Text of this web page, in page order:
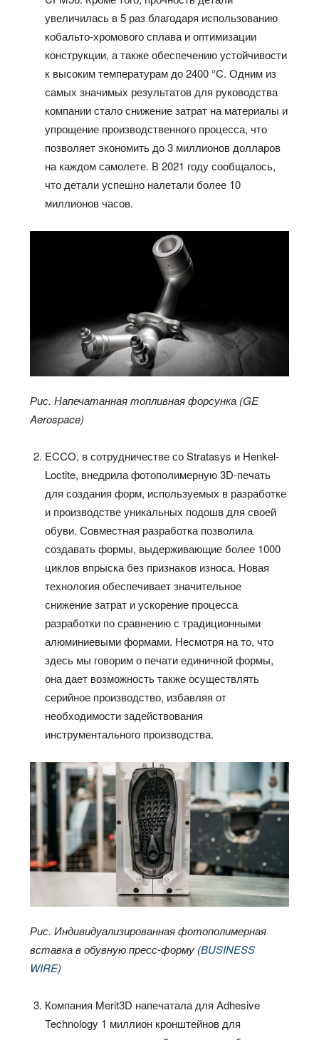
увеличилась в 5 раз благодаря использованию
кобальто-хромового сплава и оптимизации
конструкции, а также обеспечению устойчивости
к высоким температурам до 2400 °C. Одним из
самых значимых результатов для руководства
компании стало снижение затрат на материалы и
упрощение производственного процесса, что
позволяет экономить до 3 миллионов долларов
на каждом самолете. В 2021 году сообщалось,
что детали успешно налетали более 10
миллионов часов.
Рис. Напечатанная топливная форсунка (GE
Aerospace)
ECCO, в сотрудничестве со Stratasys и Henkel-
Loctite, внедрила фотополимерную 3D-печать
для создания форм, используемых в разработке
и производстве уникальных подошв для своей
обуви. Совместная разработка позволила
создавать формы, выдерживающие более 1000
циклов впрыска без признаков износа. Новая
технология обеспечивает значительное
снижение затрат и ускорение процесса
разработки по сравнению с традиционными
алюминиевыми формами. Несмотря на то, что
здесь мы говорим о печати единичной формы,
она дает возможность также осуществлять
серийное производство, избавляя от
необходимости задействования
инструментального производства.
Рис. Индивидуализированная фотополимерная
вставка в обувную пресс-форму (BUSINESS
WIRE)
Компания Merit3D напечатала для Adhesive
Technology 1 миллион кронштейнов для